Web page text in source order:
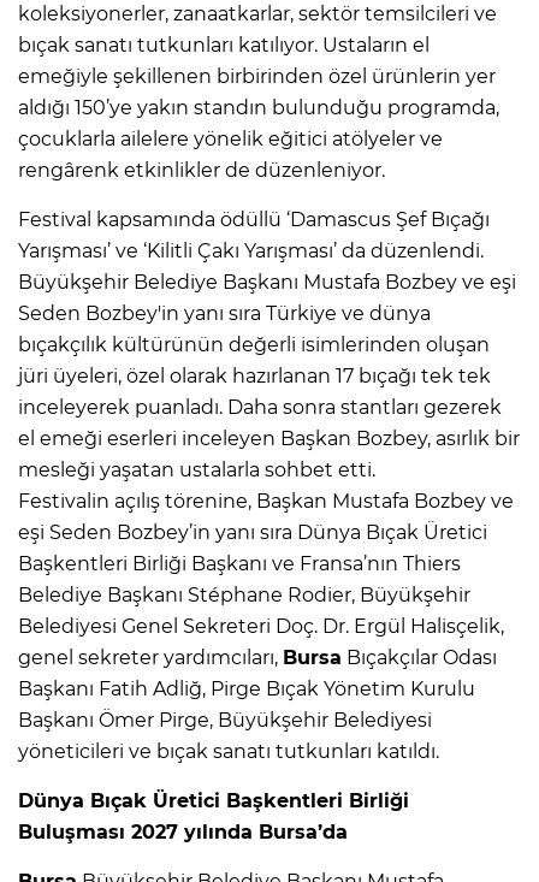
koleksiyonerler, zanaatkarlar, sektör temsilcileri ve
bıçak sanatı tutkunları katılıyor. Ustaların el
emeğiyle şekillenen birbirinden özel ürünlerin yer
aldığı 150’ye yakın standın bulunduğu programda,
çocuklarla ailelere yönelik eğitici atölyeler ve
rengârenk etkinlikler de düzenleniyor.
Festival kapsamında ödüllü ‘Damascus Şef Bıçağı
Yarışması’ ve ‘Kilitli Çakı Yarışması’ da düzenlendi.
Büyükşehir Belediye Başkanı Mustafa Bozbey ve eşi
Seden Bozbey'in yanı sıra Türkiye ve dünya
bıçakçılık kültürünün değerli isimlerinden oluşan
jüri üyeleri, özel olarak hazırlanan 17 bıçağı tek tek
inceleyerek puanladı. Daha sonra stantları gezerek
el emeği eserleri inceleyen Başkan Bozbey, asırlık bir
mesleği yaşatan ustalarla sohbet etti.
Festivalin açılış törenine, Başkan Mustafa Bozbey ve
eşi Seden Bozbey’in yanı sıra Dünya Bıçak Üretici
Başkentleri Birliği Başkanı ve Fransa’nın Thiers
Belediye Başkanı Stéphane Rodier, Büyükşehir
Belediyesi Genel Sekreteri Doç. Dr. Ergül Halisçelik,
genel sekreter yardımcıları, Bursa Bıçakçılar Odası
Başkanı Fatih Adliğ, Pirge Bıçak Yönetim Kurulu
Başkanı Ömer Pirge, Büyükşehir Belediyesi
yöneticileri ve bıçak sanatı tutkunları katıldı.
Dünya Bıçak Üretici Başkentleri Birliği
Buluşması 2027 yılında Bursa’da